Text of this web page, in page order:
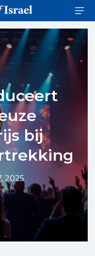
bij
2025